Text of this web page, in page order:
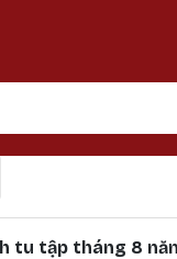
tu tập tháng 8